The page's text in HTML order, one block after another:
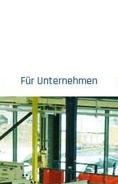
Für Unternehmen